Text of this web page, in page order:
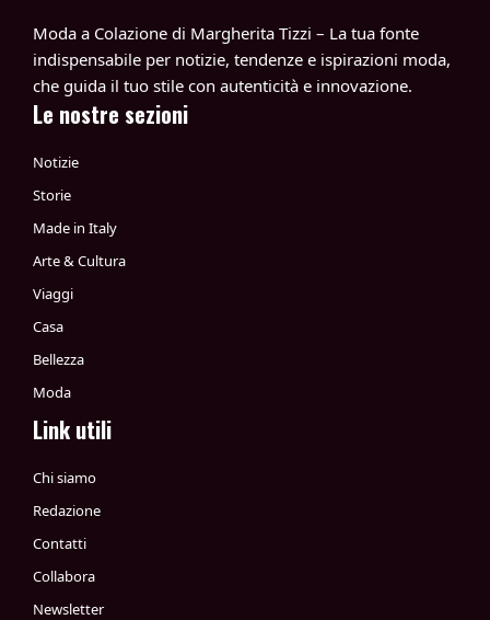
Moda a Colazione di Margherita Tizzi – La tua fonte
indispensabile per notizie, tendenze e ispirazioni moda,
che guida il tuo stile con autenticità e innovazione.
Le nostre sezioni
Notizie
Storie
Made in Italy
Arte & Cultura
Viaggi
Casa
Bellezza
Moda
Link utili
Chi siamo
Redazione
Contatti
Collabora
Newsletter